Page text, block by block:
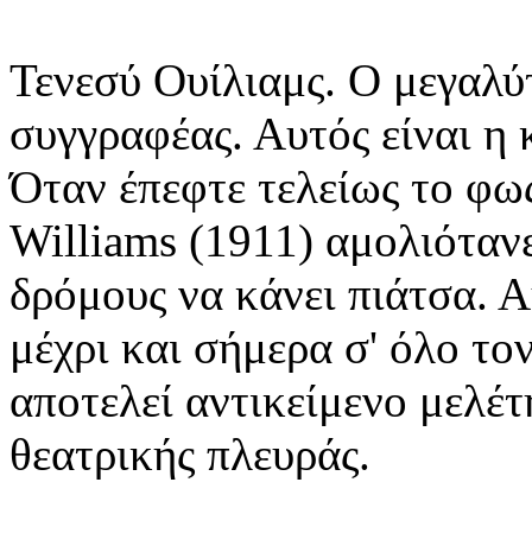
Τενεσύ Ουίλιαμς. Ο
συγγραφέας. Αυτός είναι
Όταν έπεφτε τελείως το
Williams (1911)
δρόμους να κάνει πιάτσα. Α
μέχρι και σήμερα σ' όλο
αποτελεί αντικείμενο
θεατρικής πλευράς.